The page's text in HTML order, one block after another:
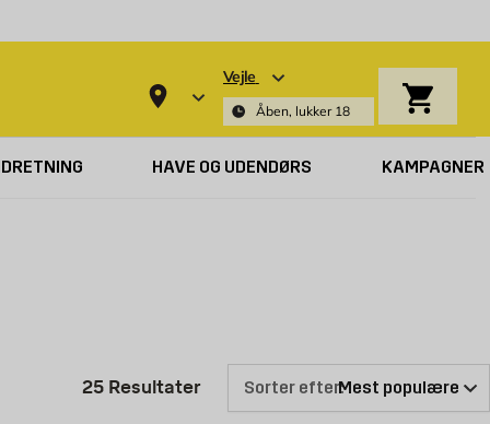
Vejle
Åben, lukker 18
HAVE OG UDENDØRS KAMPAGNER
25 ResultaterProduktliste er opdateret: 25
Sorter efter: